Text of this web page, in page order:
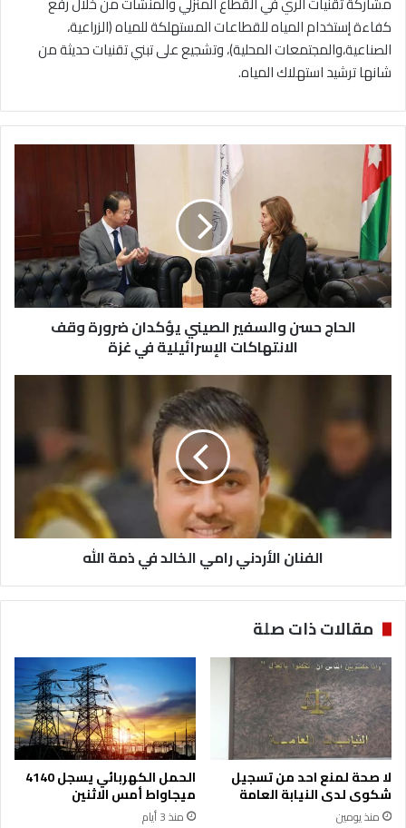
كفاءة إستخدام المياه للقطاعات المستهلكة للمياه (الزراعية،
الصناعية،والمجتمعات المحلية)، وتشجيع على تبني تقنيات حديثة من
شانها ترشيد استهلاك المياه.
الحاج
حسن
والسفير
الصيني
يؤكدان
ضرورة
وقف
الانتهاكات
الإسرائيلية
الحاج حسن والسفير الصيني يؤكدان ضرورة وقف
الانتهاكات الإسرائيلية في غزة
رامي
في
الفنان الأردني رامي الخالد في ذمة الله
مقالات ذات صلة
لا صحة لمنع احد من تسجيل
شكوى لدى النيابة العامة
منذ يومين
الحمل الكهربائي يسجل 4140
ميجاواط أمس الاثنين
منذ 3 أيام